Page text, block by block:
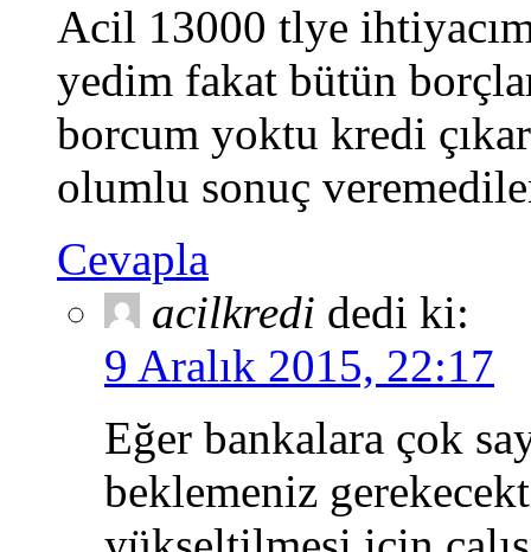
Acil 13000 tlye
yedim fakat bütün
borcum yoktu kredi
olumlu sonuç
Cevapla
acilkredi dedi ki:
9 Aralık 2015, 22:17
Eğer bankalara çok
beklemeniz